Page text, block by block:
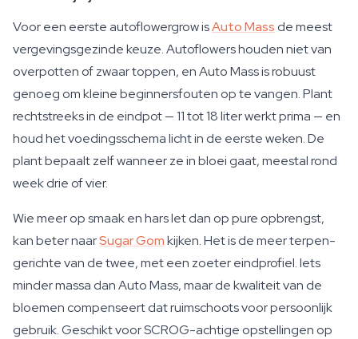
Voor een eerste autoflowergrow isAuto Mass de meest
vergevingsgezinde keuze. Autoflowers houden niet van
overpotten of zwaar toppen, en Auto Mass is robuust
genoeg om kleine beginnersfouten op te vangen. Plant
rechtstreeks in de eindpot — 11 tot 18 liter werkt prima — en
houd het voedingsschema licht in de eerste weken. De
plant bepaalt zelf wanneer ze in bloei gaat, meestal rond
week drie of vier.
Wie meer op smaak en hars let dan op pure opbrengst,
kan beter naarSugar Gomkijken. Het is de meer terpen-
gerichte van de twee, met een zoeter eindprofiel. Iets
minder massa dan Auto Mass, maar de kwaliteit van de
bloemen compenseert dat ruimschoots voor persoonlijk
gebruik. Geschikt voor SCROG-achtige opstellingen op